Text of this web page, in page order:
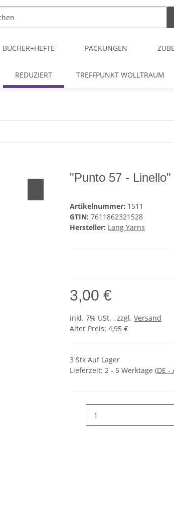
BÜCHER+HEFTE PACKUNGEN
REDUZIERT TREFFPUNKT WOLLTRAUM
"Punto 57 - Linello"
Artikelnummer: 1511
GTIN: 7611862321528
Hersteller: Lang Yarns
3,00 €
inkl. 7% USt. , zzgl. Versand
Alter Preis: 4,95 €
3 Stk Auf Lager
Lieferzeit: 2 - 5 Werktage (DE